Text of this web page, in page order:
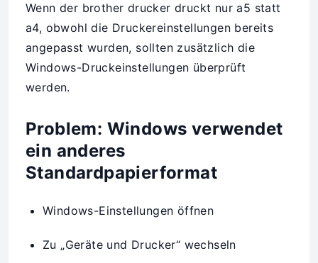
Wenn der brother drucker druckt nur a5 statt
a4, obwohl die Druckereinstellungen bereits
angepasst wurden, sollten zusätzlich die
Windows-Druckeinstellungen überprüft
werden.
Problem: Windows verwendet
ein anderes
Standardpapierformat
Windows-Einstellungen öffnen
Zu „Geräte und Drucker“ wechseln